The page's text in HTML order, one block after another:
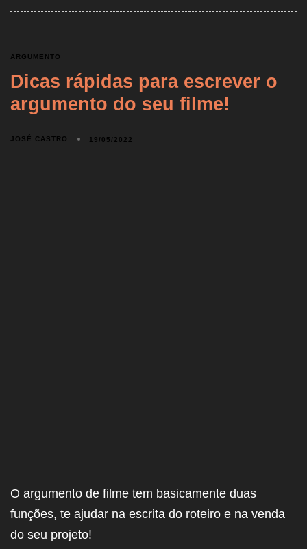
ARGUMENTO
Dicas rápidas para escrever o
argumento do seu filme!
JOSÉ CASTRO 19/05/2022
O argumento de filme tem basicamente duas
funções, te ajudar na escrita do roteiro e na venda
do seu projeto!